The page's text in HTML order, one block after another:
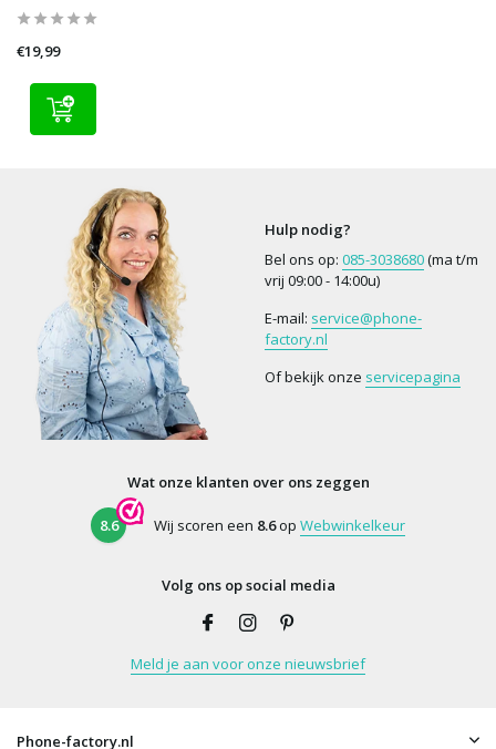
€19,99
Hulp nodig?
Bel ons op: 085-3038680(ma t/m
vrij 09:00 - 14:00u)
E-mail: service@phone-
factory.nl
Of bekijk onze servicepagina
Wat onze klanten over ons zeggen
8.6 Wij scoren een 8.6op Webwinkelkeur
Volg ons op social media
Meld je aan voor onze nieuwsbrief
Phone-factory.nl